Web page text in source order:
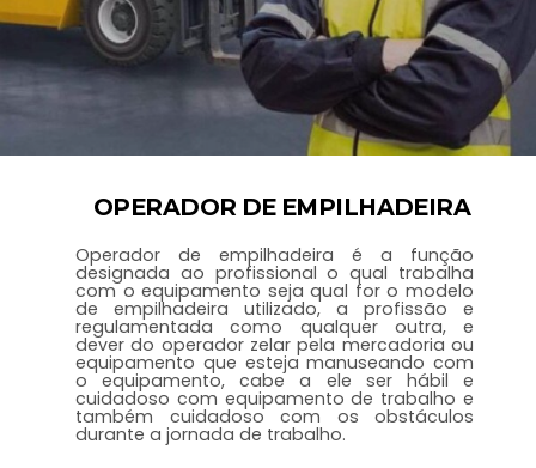
EMPILHADEIRA
CURSO DE OPERADOR DE
OPERADOR DE EMPILHADEIRA
Operador de empilhadeira é a função
designada ao profissional o qual trabalha
com o equipamento seja qual for o modelo
de empilhadeira utilizado, a profissão e
regulamentada como qualquer outra, e
dever do operador zelar pela mercadoria ou
equipamento que esteja manuseando com
o equipamento, cabe a ele ser hábil e
cuidadoso com equipamento de trabalho e
também cuidadoso com os obstáculos
durante a jornada de trabalho.